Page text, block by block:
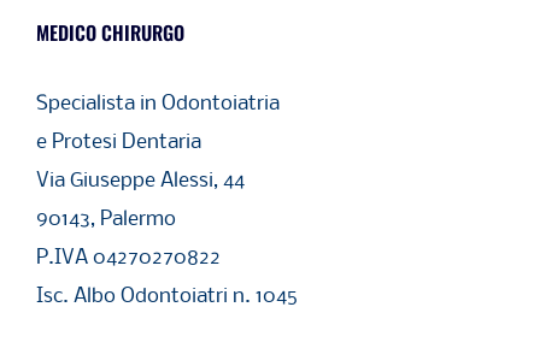
MEDICO CHIRURGO
Specialista in Odontoiatria
e Protesi Dentaria
Via Giuseppe Alessi, 44
90143, Palermo
P.IVA 04270270822
Isc. Albo Odontoiatri n. 1045